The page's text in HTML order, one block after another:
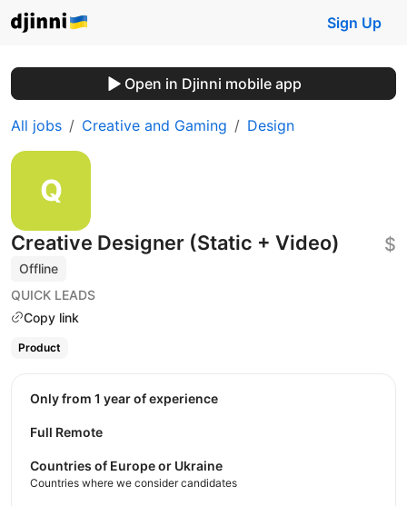
Sign Up
Open in Djinni mobile app
All jobs Creative and Gaming Design
Creative Designer (Static + Video)
Offline
QUICK LEADS
Copy link
$
Product
Only from 1 year of experience
Full Remote
Countries of Europe or Ukraine
Countries where we consider candidates